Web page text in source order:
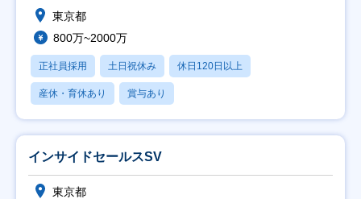
東京都
800万~2000万
正社員採用 土日祝休み 休日120日以上
産休・育休あり 賞与あり
インサイドセールスSV
東京都